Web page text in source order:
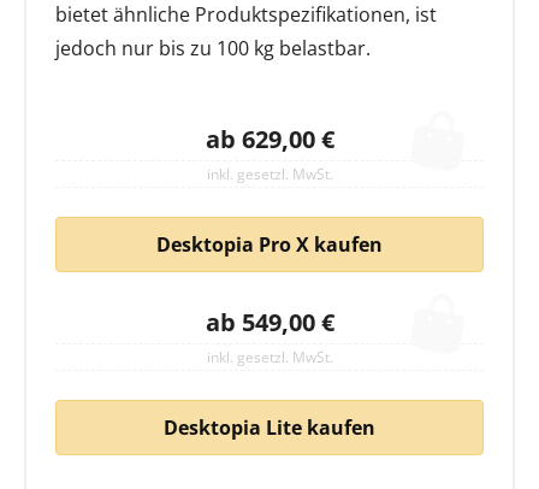
bietet ähnliche Produktspezifikationen, ist
jedoch nur bis zu 100 kg belastbar.
ab 629,00 €
inkl. gesetzl. MwSt.
Desktopia Pro X kaufen
ab 549,00 €
inkl. gesetzl. MwSt.
Desktopia Lite kaufen